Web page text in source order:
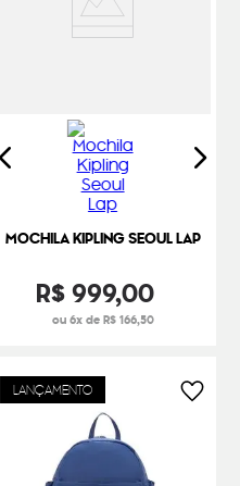
MOCHILA KIPLING SEOUL LAP
R$999,00
ou 6x de R$ 166,50
LANÇAMENTO